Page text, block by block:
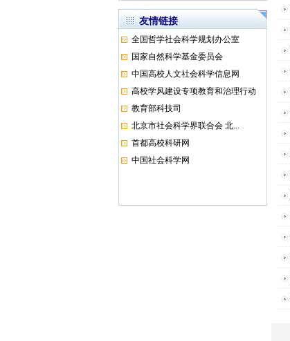
友情链接
全国哲学社会科学规划办公室
国家自然科学基金委员会
中国高校人文社会科学信息网
高校学风建设专项教育和治理行动
教育部科技司
北京市社会科学界联合会 北...
首都高校科研网
中国社会科学网